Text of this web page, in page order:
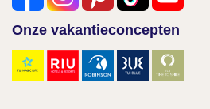
Onze vakantieconcepten